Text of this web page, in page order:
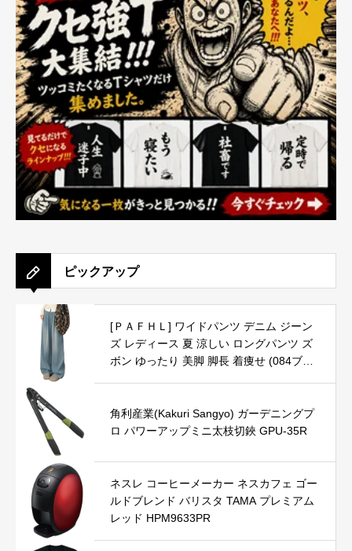
ピックアップ
[ＰＡＦＨＬ] ワイドパンツ デニム ジーン
ズ レディース 夏 涼しい ロングパンツ ズ
ボン ゆったり 美脚 脚長 着痩せ (084ブル
角利産業(Kakuri Sangyo) ガーデニングプ
ロ パワーアップミニ太枝切鋏 GPU-35R
ネスレ コーヒーメーカー ネスカフェ ゴー
ルドブレンド バリスタ TAMA プレミアム
レッド HPM9633PR